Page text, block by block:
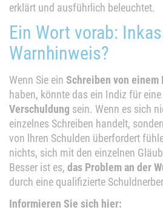
erklärt und ausführlich beleuchtet.
Ein Wort vorab:
Warnhinweis?
Wenn Sie ein Schreiben von einem
haben, könnte das ein Indiz für
Verschuldung sein. Wenn es sich
einzelnes Schreiben handelt,
von lhren Schulden überfordert
nichts, sich mit den einzelnen
Besser ist es, das Problem an der
durch eine qualifizierte
Informieren Sie sich hier: